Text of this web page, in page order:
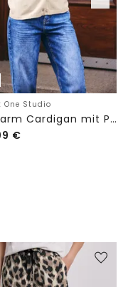
One Studio
Kurzarm Cardigan mit Polokragen
€